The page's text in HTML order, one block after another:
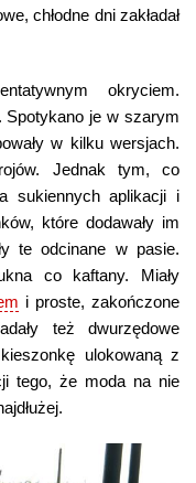
chłodne dni zakładał
okryciem.
Spotykano je w szarym
w kilku wersjach.
Jednak tym, co
sukiennych aplikacji i
które dodawały im
te odcinane w pasie.
co kaftany. Miały
i proste, zakończone
też dwurzędowe
ulokowaną z
tego, że moda na nie